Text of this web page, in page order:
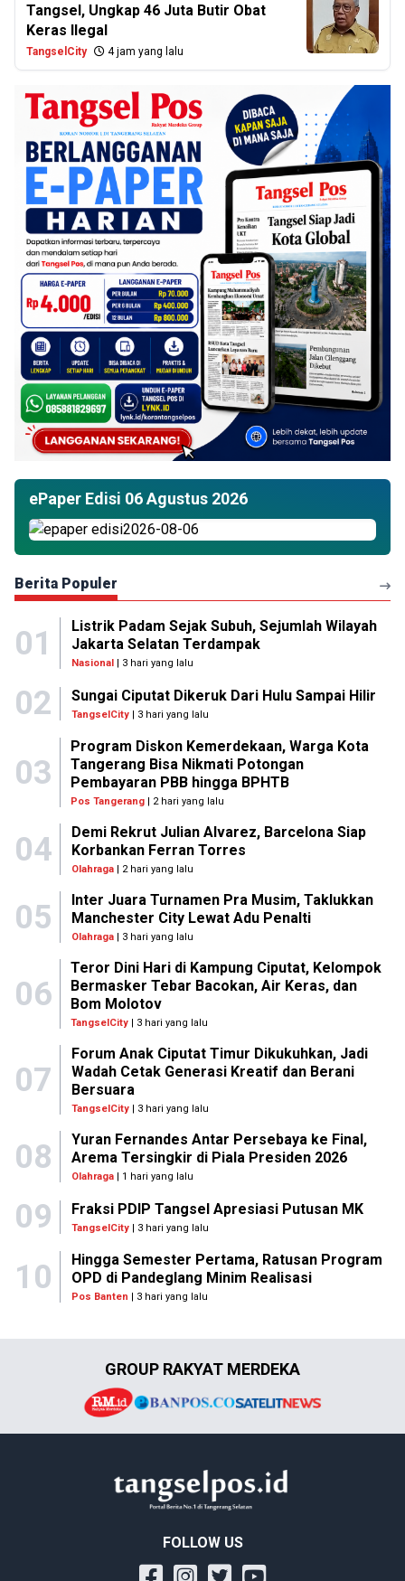
Tangsel, Ungkap 46 Juta Butir Obat
Keras Ilegal
TangselCity 4 jam yang lalu
ePaper Edisi 06 Agustus 2026
Berita Populer
01
Listrik Padam Sejak Subuh, Sejumlah Wilayah
Jakarta Selatan Terdampak
Nasional| 3 hari yang lalu
02 Sungai Ciputat Dikeruk Dari Hulu Sampai Hilir
TangselCity | 3 hari yang lalu
03
Program Diskon Kemerdekaan, Warga Kota
Tangerang Bisa Nikmati Potongan
Pembayaran PBB hingga BPHTB
Pos Tangerang | 2 hari yang lalu
04
Demi Rekrut Julian Alvarez, Barcelona Siap
Korbankan Ferran Torres
Olahraga| 2 hari yang lalu
05
Inter Juara Turnamen Pra Musim, Taklukkan
Manchester City Lewat Adu Penalti
Olahraga| 3 hari yang lalu
06
Teror Dini Hari di Kampung Ciputat, Kelompok
Bermasker Tebar Bacokan, Air Keras, dan
Bom Molotov
TangselCity | 3 hari yang lalu
07
Forum Anak Ciputat Timur Dikukuhkan, Jadi
Wadah Cetak Generasi Kreatif dan Berani
Bersuara
TangselCity| 3 hari yang lalu
08
Yuran Fernandes Antar Persebaya ke Final,
Arema Tersingkir di Piala Presiden 2026
Olahraga| 1 hari yang lalu
09 Fraksi PDIP Tangsel Apresiasi Putusan MK
TangselCity | 3 hari yang lalu
10
Hingga Semester Pertama, Ratusan Program
OPD di Pandeglang Minim Realisasi
Pos Banten | 3 hari yang lalu
GROUP RAKYAT MERDEKA
FOLLOW US